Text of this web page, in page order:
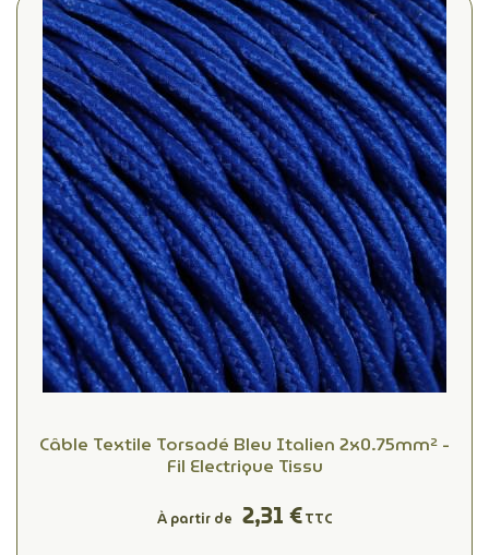
Câble Textile Torsadé Bleu Italien 2x0.75mm² -
Fil Electrique Tissu
À partir de 2,31 €TTC